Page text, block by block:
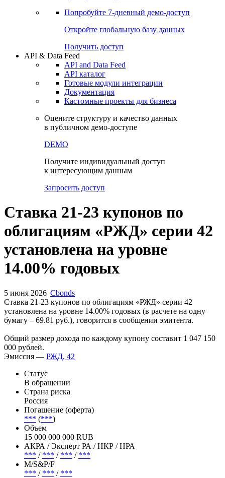
Попробуйте 7-дневный демо-доступ
Откройте глобальную базу данных
Получить доступ
API & Data Feed
API and Data Feed
API каталог
Готовые модули интеграции
Документация
Кастомные проекты для бизнеса
Оцените структуру и качество данных
в публичном демо-доступе
DEMO
Получите индивидуальный доступ
к интересующим данным
Запросить доступ
Ставка 21-23 купонов по
облигациям «РЖД» серии 42
установлена на уровне
14.00% годовых
5 июня 2026 Cbonds
Ставка 21-23 купонов по облигациям «РЖД» серии 42
установлена на уровне 14.00% годовых (в расчете на одну
бумагу – 69.81 руб.), говорится в сообщении эмитента.
Общий размер дохода по каждому купону составит 1 047 150
000 рублей.
Эмиссия — РЖД, 42
Статус
В обращении
Страна риска
Россия
Погашение (оферта)
*** (***)
Объем
15 000 000 000 RUB
АКРА / Эксперт РА / НКР / НРА
*** / *** / *** / ***
М/S&P/F
*** / *** / ***